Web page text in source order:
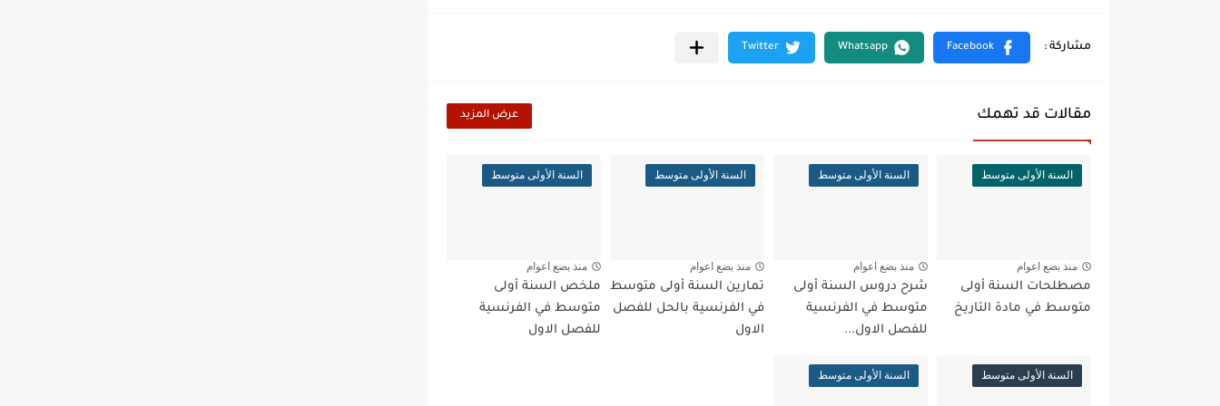
مقالات قد تهمك عرض المزيد
السنة الأولى متوسط
منذ بضع اعوام
مصطلحات السنة أولى
متوسط في مادة التاريخ
السنة الأولى متوسط
منذ بضع اعوام
شرح دروس السنة أولى
متوسط في الفرنسية
للفصل الاول...
السنة الأولى متوسط
منذ بضع اعوام
تمارين السنة أولى متوسط
في الفرنسية بالحل للفصل
الاول
السنة الأولى متوسط
منذ بضع اعوام
ملخص السنة أولى
متوسط في الفرنسية
للفصل الاول
السنة الأولى متوسط السنة الأولى متوسط